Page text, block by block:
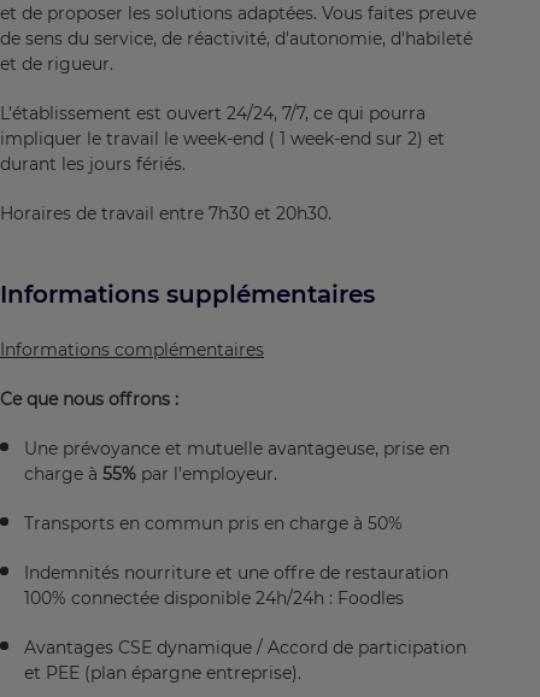
et de proposer les solutions adaptées. Vous faites preuve
de sens du service, de réactivité, d'autonomie, d'habileté
et de rigueur.
L’établissement est ouvert 24/24, 7/7, ce qui pourra
impliquer le travail le week-end ( 1 week-end sur 2) et
durant les jours fériés.
Horaires de travail entre 7h30 et 20h30.
Informations supplémentaires
Informations complémentaires
Ce que nous offrons :
Une prévoyance et mutuelle avantageuse, prise en
charge à 55% par l’employeur.
Transports en commun pris en charge à 50%
Indemnités nourriture et une offre de restauration
100% connectée disponible 24h/24h : Foodles
Avantages CSE dynamique / Accord de participation
et PEE (plan épargne entreprise).